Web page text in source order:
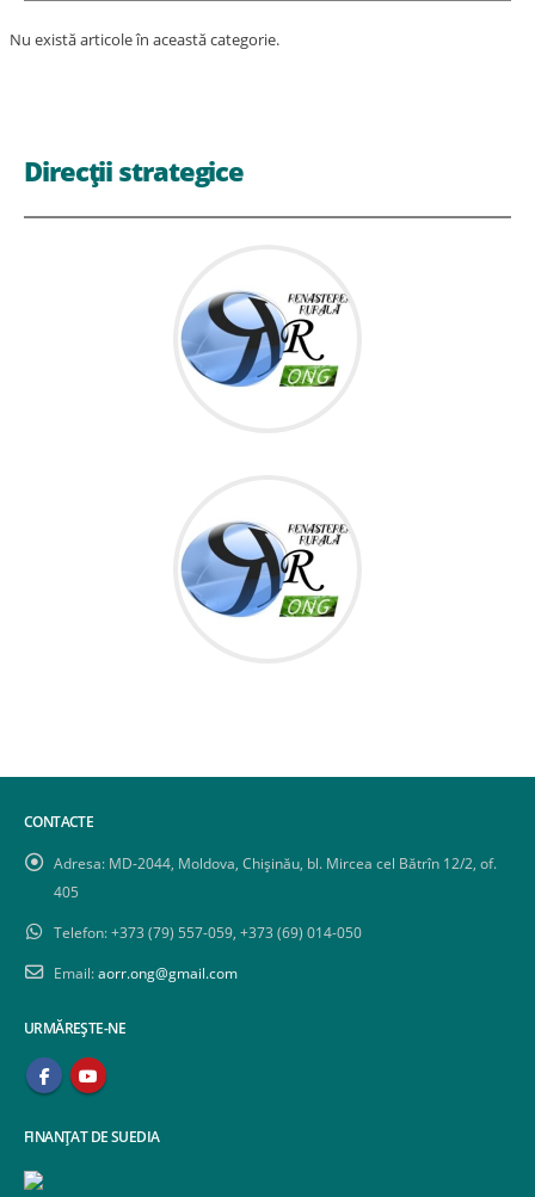
Nu există articole în această categorie.
Direcții strategice
CONTACTE
Adresa: MD-2044, Moldova, Chișinău, bl. Mircea cel Bătrîn 12/2, of.
405
Telefon:+373 (79) 557-059, +373 (69) 014-050
Email:aorr.ong@gmail.com
URMĂREȘTE-NE
FINANȚAT DE SUEDIA